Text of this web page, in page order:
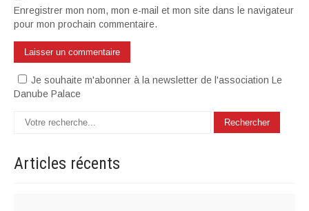
Enregistrer mon nom, mon e-mail et mon site dans le navigateur
pour mon prochain commentaire.
Je souhaite m'abonner à la newsletter de l'association Le
Danube Palace
Articles récents